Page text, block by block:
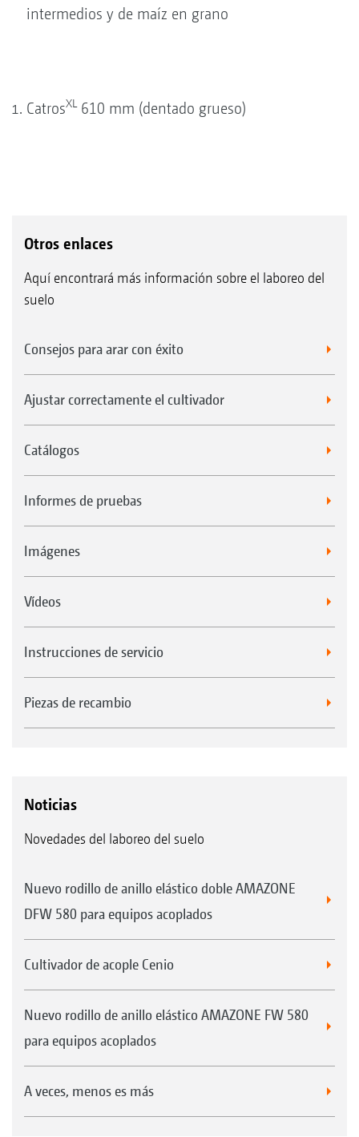
intermedios y de maíz en grano
CatrosXL610 mm (dentado grueso)
Otros enlaces
Aquí encontrará más información sobre el laboreo del
suelo
Consejos para arar con éxito
Ajustar correctamente el cultivador
Catálogos
Informes de pruebas
Imágenes
Vídeos
Instrucciones de servicio
Piezas de recambio
Noticias
Novedades del laboreo del suelo
Nuevo rodillo de anillo elástico doble AMAZONE
DFW 580 para equipos acoplados
Cultivador de acople Cenio
Nuevo rodillo de anillo elástico AMAZONE FW 580
para equipos acoplados
A veces, menos es más